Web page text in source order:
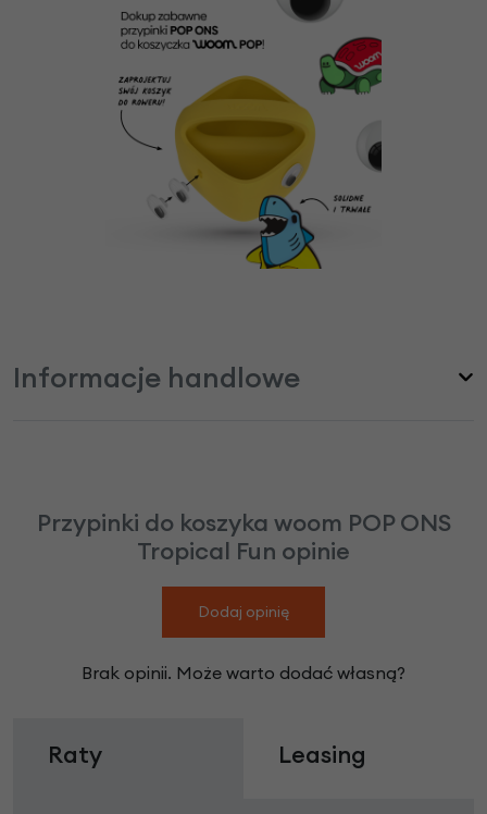
Informacje handlowe
Przypinki do koszyka woom POP ONS
Tropical Fun opinie
Dodaj opinię
Brak opinii. Może warto dodać własną?
Raty Leasing